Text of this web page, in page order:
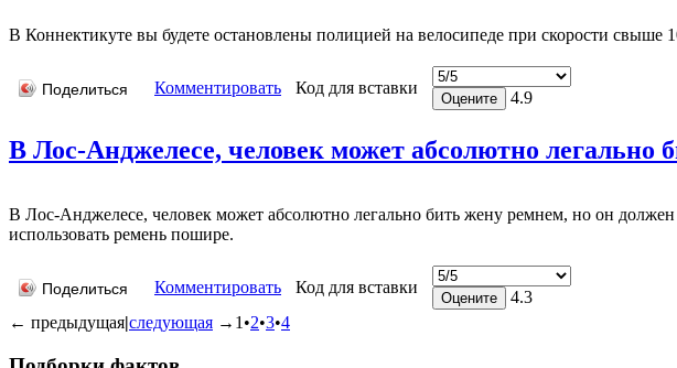
В Коннектикуте вы будете остановлены полицией на велосипеде при скорости свыше
Поделиться Комментировать Код для вставки
4.9
В Лос-Анджелесе, человек может абсолютно
В Лос-Анджелесе, человек может абсолютно легально бить жену ремнем, но он
использовать ремень пошире.
Поделиться Комментировать Код для вставки
4.3
← предыдущая|следующая → 1 •2•3•4